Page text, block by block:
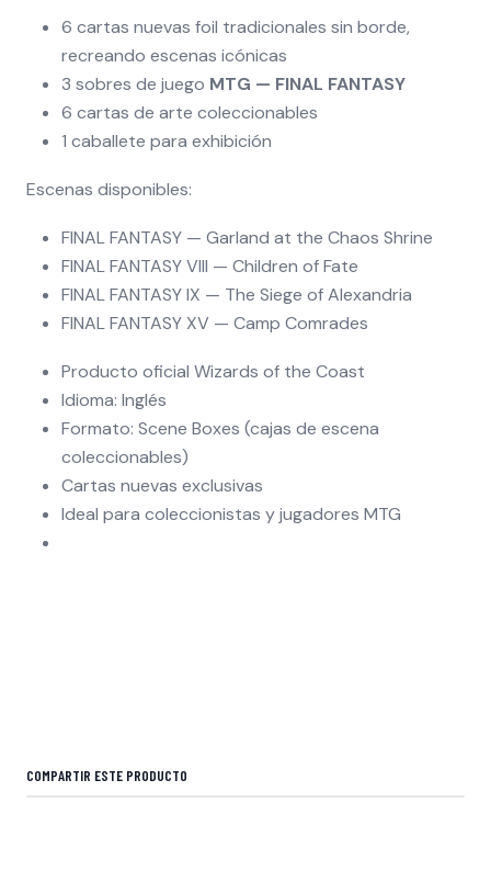
6 cartas nuevas foil tradicionales sin borde,
recreando escenas icónicas
3 sobres de juego MTG — FINAL FANTASY
6 cartas de arte coleccionables
1 caballete para exhibición
Escenas disponibles:
FINAL FANTASY — Garland at the Chaos Shrine
FINAL FANTASY VIII — Children of Fate
FINAL FANTASY IX — The Siege of Alexandria
FINAL FANTASY XV — Camp Comrades
Producto oficial Wizards of the Coast
Idioma: Inglés
Formato: Scene Boxes (cajas de escena
coleccionables)
Cartas nuevas exclusivas
Ideal para coleccionistas y jugadores MTG
COMPARTIR ESTE PRODUCTO